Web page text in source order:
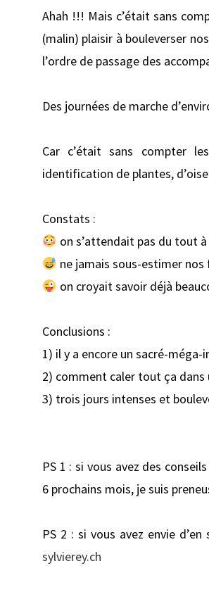
Ahah !!! Mais c’était sans
(malin) plaisir à bouleverser
l’ordre de passage des
Des journées de marche
Car c’était sans compter
identification de plantes,
Constats :
on s’attendait pas du tout
ne jamais sous-estimer
on croyait savoir déjà
Conclusions :
1) il y a encore un sacré-
2) comment caler tout ça dans
3) trois jours intenses et
PS 1 : si vous avez des
6 prochains mois, je suis
PS 2 : si vous avez envie
sylvierey.ch